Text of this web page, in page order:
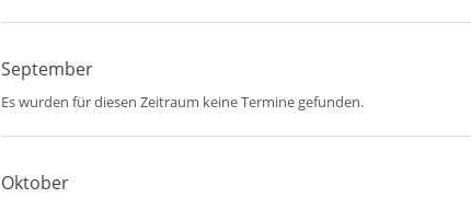
September
Es wurden für diesen Zeitraum keine Termine gefunden.
Oktober